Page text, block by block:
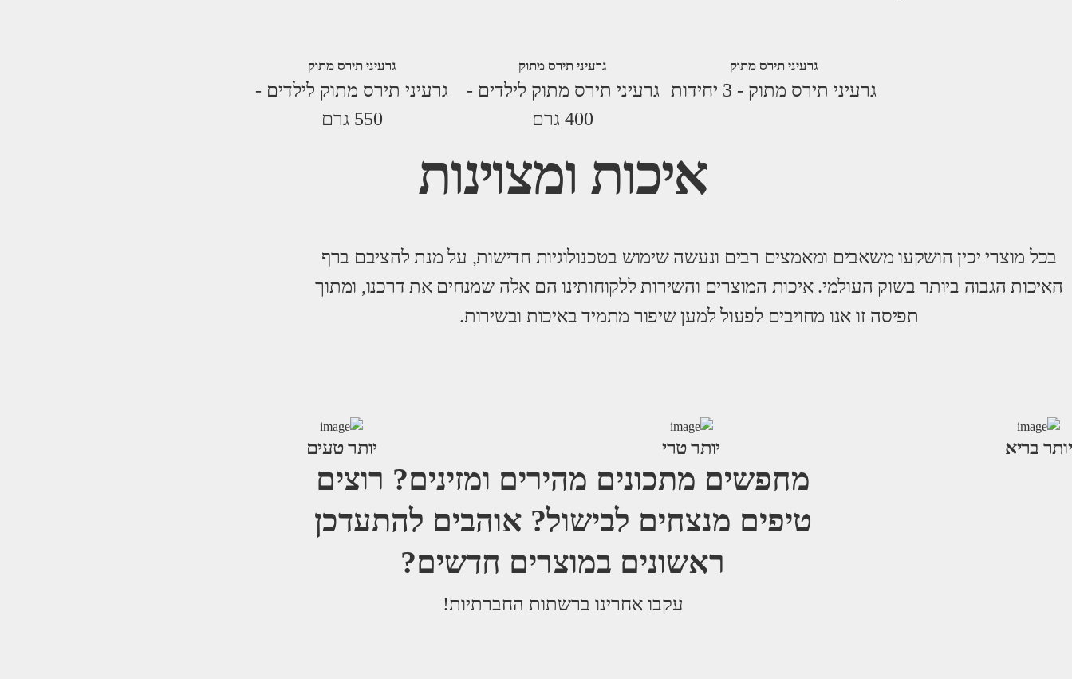
גרעיני תירס מתוק
גרעיני תירס מתוק - 3 יחידות
גרעיני תירס מתוק
גרעיני תירס מתוק לילדים -
400 גרם
גרעיני תירס מתוק
גרעיני תירס מתוק לילדים -
550 גרם
איכות ומצוינות
בכל מוצרי יכין הושקעו משאבים ומאמצים רבים ונעשה שימוש בטכנולוגיות חדישות, על מנת להציבם ברף
האיכות הגבוה ביותר בשוק העולמי. איכות המוצרים והשירות ללקוחותינו הם אלה שמנחים את דרכנו, ומתוך
תפיסה זו אנו מחויבים לפעול למען שיפור מתמיד באיכות ובשירות.
יותר בריא יותר טרי יותר טעים
מחפשים מתכונים מהירים ומזינים? רוצים
טיפים מנצחים לבישול? אוהבים להתעדכן
ראשונים במוצרים חדשים?
עקבו אחרינו ברשתות החברתיות!